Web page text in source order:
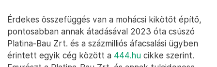
Érdekes összefüggés van a mohácsi kikötőt építő,
pontosabban annak átadásával 2023 óta csúszó
Platina-Bau Zrt. és a százmilliós áfacsalási ügyben
érintett egyik cég között a 444.hu cikke szerint.